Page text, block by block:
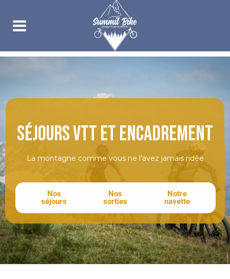
Séjours vtt et encadrement
La montagne comme vous ne l'avez jamais ridée
Nos
séjours
Nos
sorties
Notre
navette